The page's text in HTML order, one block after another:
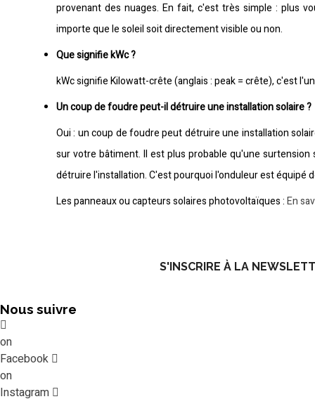
provenant des nuages. En fait, c'est très simple : plus
importe que le soleil soit directement visible ou non.
Que signifie kWc ?
kWc signifie Kilowatt-crête (anglais : peak = crête), c'est
Un coup de foudre peut-il détruire une installation solaire ?
Oui : un coup de foudre peut détruire une installation
sur votre bâtiment. Il est plus probable qu'une
détruire l'installation. C'est pourquoi l'onduleur est
Les panneaux ou capteurs solaires photovoltaïques :En
S'INSCRIRE À LA
Nous suivre
on
Facebook
on
Instagram